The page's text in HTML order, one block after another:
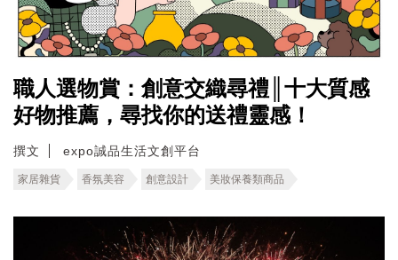
職人選物賞：創意交織尋禮║十大質感
好物推薦，尋找你的送禮靈感！
撰文 expo誠品生活文創平台
家居雜貨 香氛美容 創意設計 美妝保養類商品